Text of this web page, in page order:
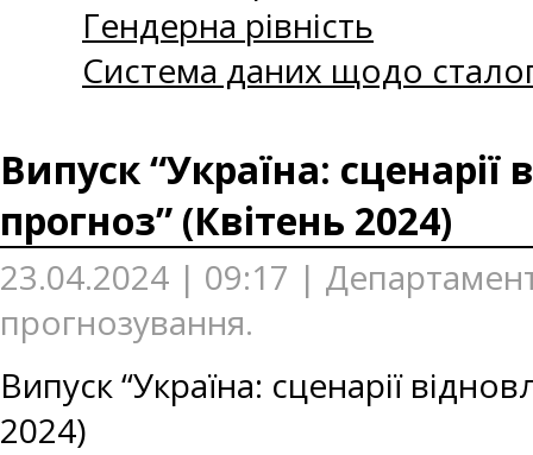
Гендерна рівність
Система даних щодо
Випуск “Україна:
прогноз” (Квітень 2024)
23.04.2024 | 09:17 |
прогнозування.
Випуск “Україна: сценарії
2024)